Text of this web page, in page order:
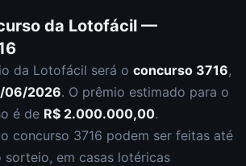
da Lotofácil —
da Lotofácil será o concurso 3716,
06/2026. O prêmio estimado para o
é de R$ 2.000.000,00.
concurso 3716 podem ser feitas até
sorteio, em casas lotéricas